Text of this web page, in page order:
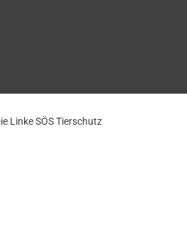
Linke SÖS Tierschutz